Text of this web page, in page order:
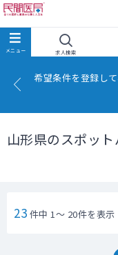
求人検索
希望条件を登録し
山形県のスポッ
23 件中 1～ 20件を表示